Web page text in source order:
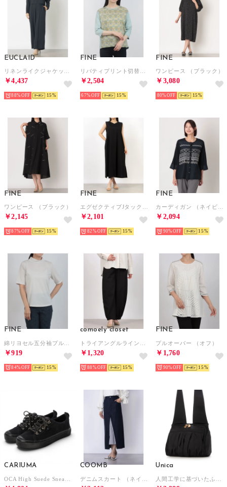
EUCLAID
￥4,437
88% 15
FINE
￥2,504
67% 15
FINE
ワンピース （ブラック）
￥3,080
80% 15
FINE
ワンピース （ブラック）
￥2,145
87% 15
FINE
￥2,101
82% 15
FINE
￥2,094
90% 15
FINE
￥919
84% 15
comoely closet
￥1,320
88% 15
FINE
プルオーバー （オフ）
￥1,760
90% 15
CARIUMA COOMB Unica